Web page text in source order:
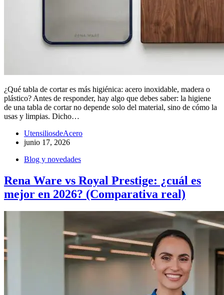
¿Qué tabla de cortar es más higiénica: acero inoxidable, madera o
plástico? Antes de responder, hay algo que debes saber: la higiene
de una tabla de cortar no depende solo del material, sino de cómo la
usas y limpias. Dicho…
UtensiliosdeAcero
junio 17, 2026
Blog y novedades
Rena Ware vs Royal Prestige: ¿cuál es
mejor en 2026? (Comparativa real)